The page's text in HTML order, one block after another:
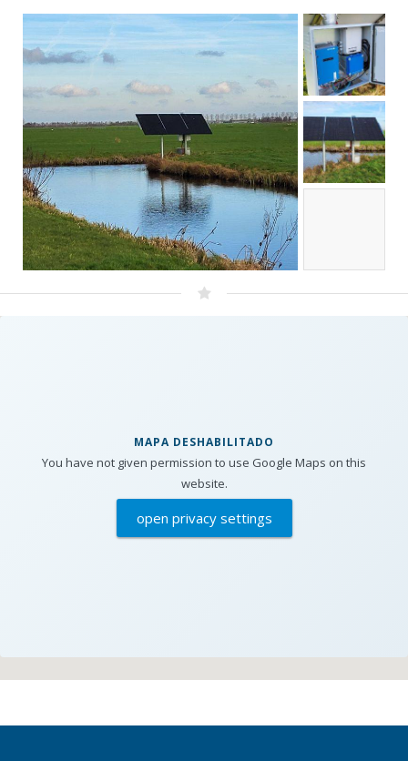
MAPA DESHABILITADO
You have not given permission to use Google Maps on this
website.
open privacy settings